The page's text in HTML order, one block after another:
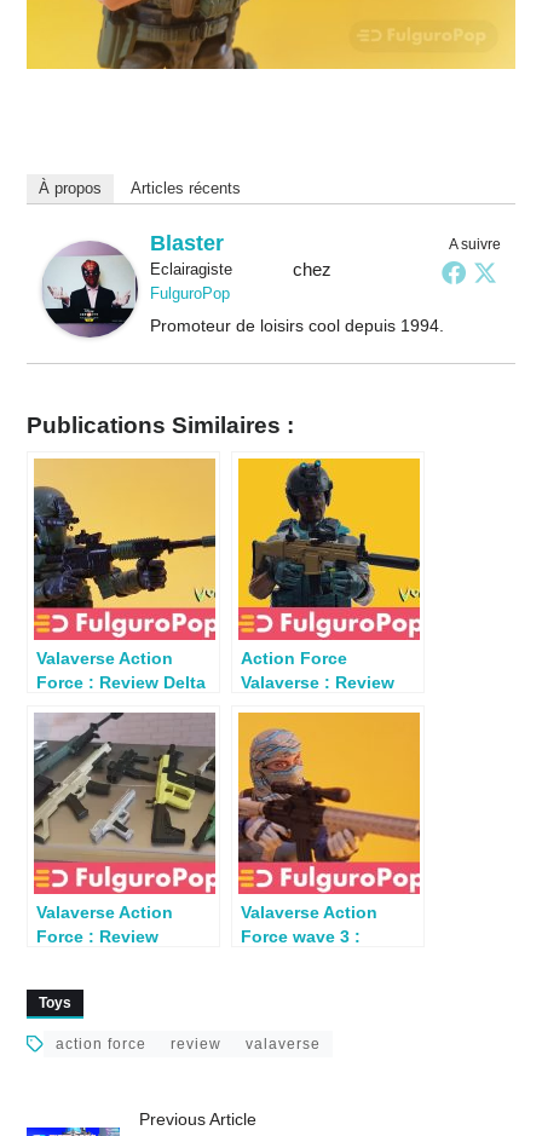
À propos Articles récents
A suivre
Blaster
Eclairagistechez
FulguroPop
Promoteur de loisirs cool depuis 1994.
Publications Similaires :
Valaverse Action
Force : Review Delta
Action Force
Valaverse : Review
Valaverse Action
Force : Review
Valaverse Action
Force wave 3 :
Toys
action force review valaverse
Previous Article